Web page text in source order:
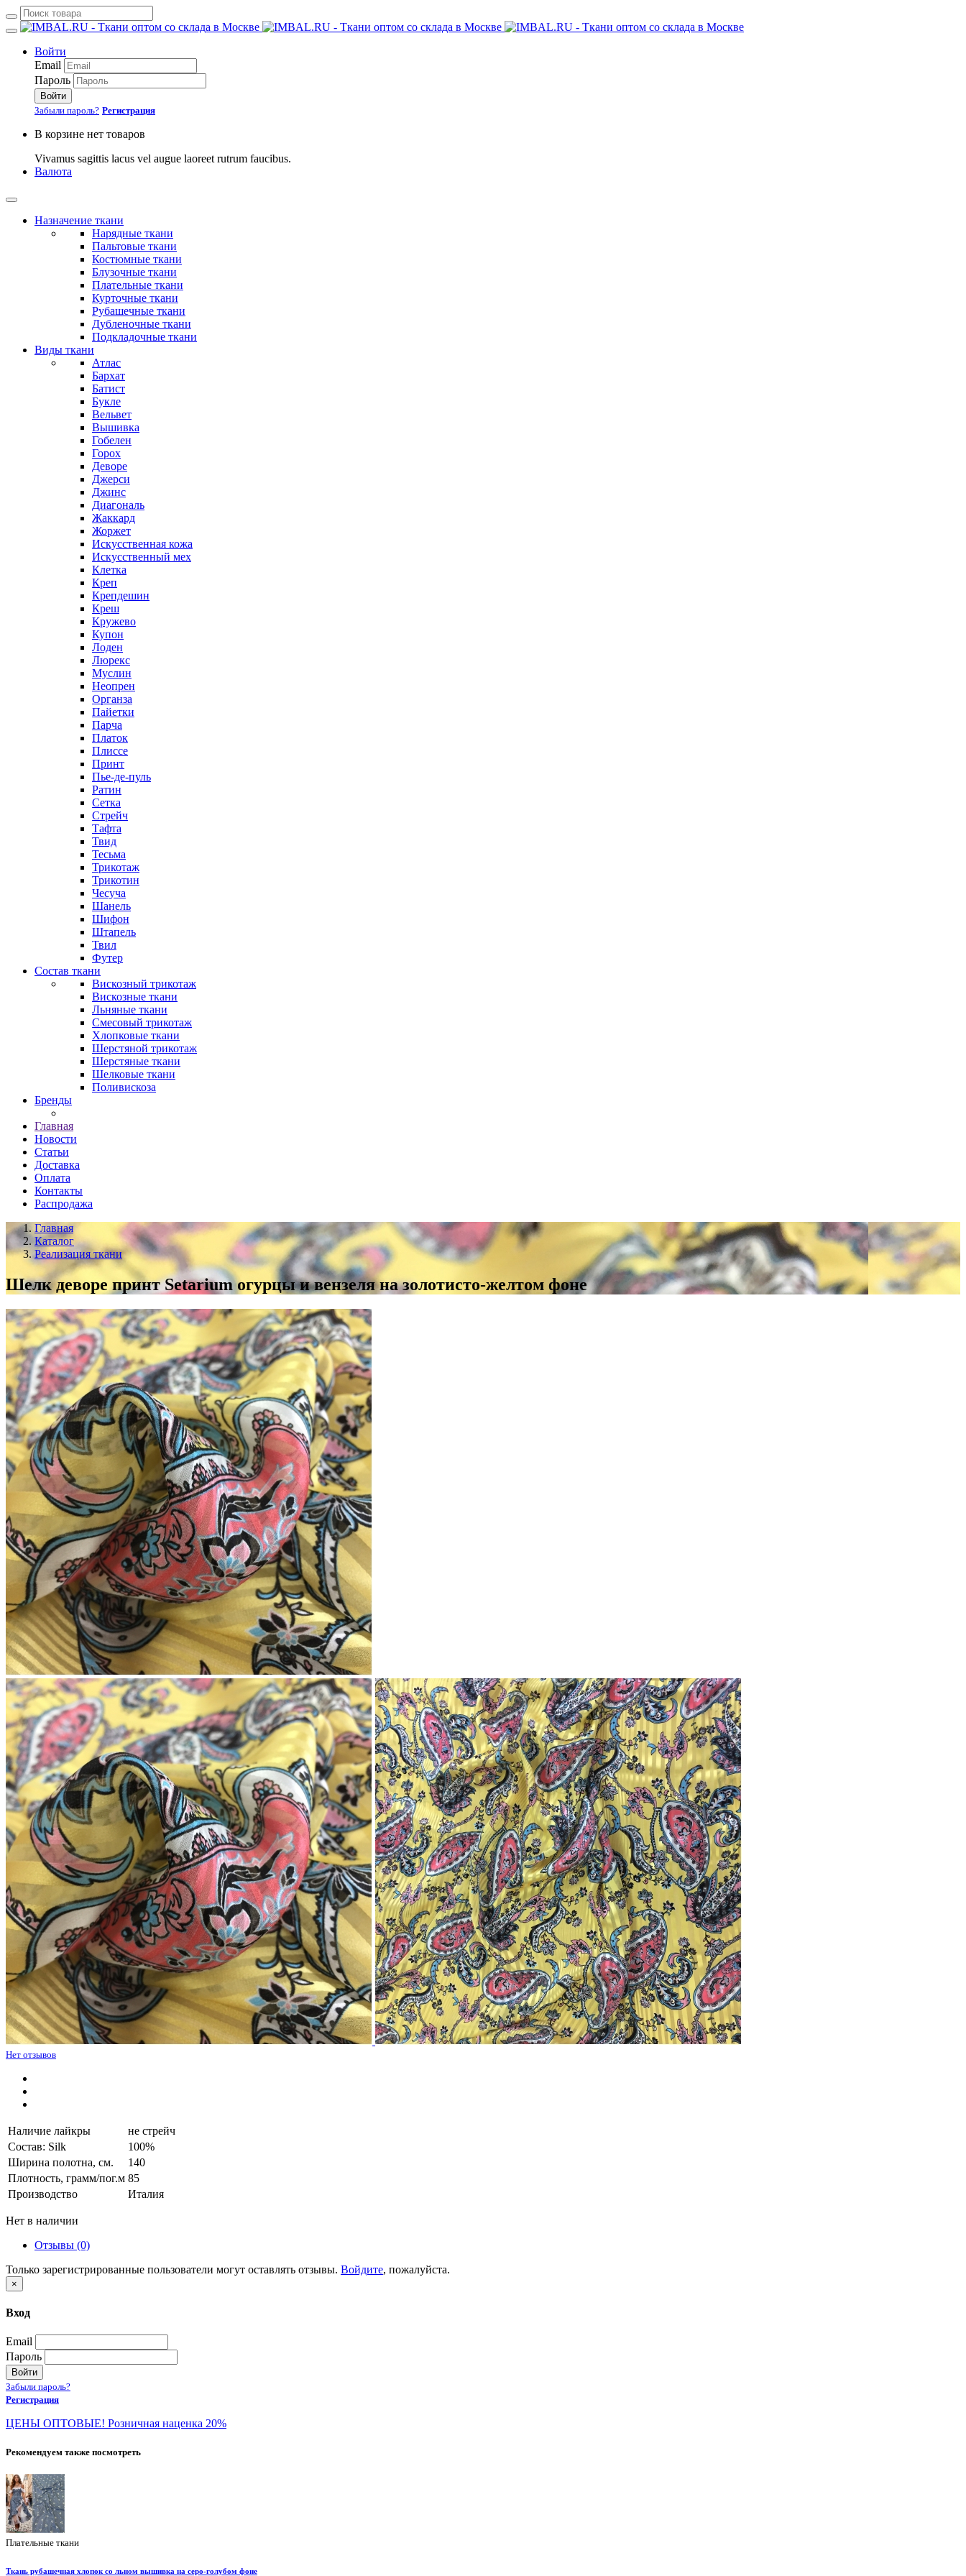
Войти
Email
Пароль
Войти
Забыли пароль? Регистрация
В корзине нет товаров
Vivamus sagittis lacus vel augue laoreet rutrum faucibus.
Валюта
Назначение ткани
Нарядные ткани
Пальтовые ткани
Костюмные ткани
Блузочные ткани
Плательные ткани
Курточные ткани
Рубашечные ткани
Дубленочные ткани
Подкладочные ткани
Виды ткани
Атлас
Бархат
Батист
Букле
Вельвет
Вышивка
Гобелен
Горох
Деворе
Джерси
Джинс
Диагональ
Жаккард
Жоржет
Искусственная кожа
Искусственный мех
Клетка
Креп
Крепдешин
Креш
Кружево
Купон
Лоден
Люрекс
Муслин
Неопрен
Органза
Пайетки
Парча
Платок
Плиссе
Принт
Пье-де-пуль
Ратин
Сетка
Стрейч
Тафта
Твид
Тесьма
Трикотаж
Трикотин
Чесуча
Шанель
Шифон
Штапель
Твил
Футер
Состав ткани
Вискозный трикотаж
Вискозные ткани
Льняные ткани
Смесовый трикотаж
Хлопковые ткани
Шерстяной трикотаж
Шерстяные ткани
Шелковые ткани
Поливискоза
Бренды
Главная
Новости
Статьи
Доставка
Оплата
Контакты
Распродажа
Главная
Каталог
Реализация ткани
Шелк деворе принт Setarium огурцы и вензеля на золотисто-желтом фоне
Нет отзывов
Наличие лайкры
не стрейч
Состав: Silk
100%
Ширина полотна, см.
140
Плотность, грамм/пог.м 85
Производство
Италия
Нет в наличии
Отзывы (0)
Только зарегистрированные пользователи могут оставлять отзывы. Войдите, пожалуйста.
×
Вход
Email
Пароль
Войти
Забыли пароль?
Регистрация
ЦЕНЫ ОПТОВЫЕ! Розничная наценка 20%
Рекомендуем также посмотреть
Плательные ткани
Ткань рубашечная хлопок со льном вышивка на серо-голубом фоне